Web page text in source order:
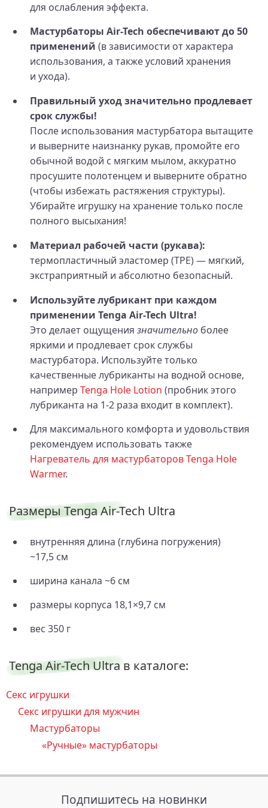
для ослабления эффекта.
Мастурбаторы Air-Tech обеспечивают до 50
применений (в зависимости от характера
использования, а также условий хранения
и ухода).
Правильный уход значительно продлевает
срок службы!
После использования мастурбатора вытащите
и выверните наизнанку рукав, промойте его
обычной водой с мягким мылом, аккуратно
просушите полотенцем и выверните обратно
(чтобы избежать растяжения структуры).
Убирайте игрушку на хранение только после
полного высыхания!
Материал рабочей части (рукава):
термопластичный эластомер (TPE) — мягкий,
экстраприятный и абсолютно безопасный.
Используйте лубрикант при каждом
применении Tenga Air-Tech Ultra!
Это делает ощущения значительно более
яркими и продлевает срок службы
мастурбатора. Используйте только
качественные лубриканты на водной основе,
например Tenga Hole Lotion (пробник этого
лубриканта на 1-2 раза входит в комплект).
Для максимального комфорта и удовольствия
рекомендуем использовать также
Нагреватель для мастурбаторов Tenga Hole
Warmer.
Размеры Tenga Air-Tech Ultra
внутренняя длина (глубина погружения)
~17,5 см
ширина канала ~6 см
размеры корпуса 18,1×9,7 см
вес 350 г
Tenga Air-Tech Ultra в каталоге:
Секс игрушки
Секс игрушки для мужчин
Мастурбаторы
«Ручные» мастурбаторы
Подпишитесь на новинки